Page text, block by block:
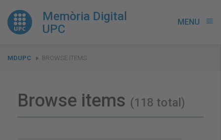
Memòria Digital
UPC
MENU menu
You
MDUPC BROWSE ITEMS
Browse items (118 total)